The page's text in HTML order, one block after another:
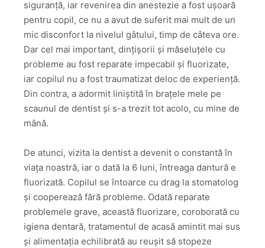
siguranță, iar revenirea din anestezie a fost ușoară
pentru copil, ce nu a avut de suferit mai mult de un
mic disconfort la nivelul gâtului, timp de câteva ore.
Dar cel mai important, dințișorii și măseluțele cu
probleme au fost reparate impecabil și fluorizate,
iar copilul nu a fost traumatizat deloc de experiență.
Din contra, a adormit liniștită în brațele mele pe
scaunul de dentist și s-a trezit tot acolo, cu mine de
mână.
De atunci, vizita la dentist a devenit o constantă în
viața noastră, iar o dată la 6 luni, întreaga dantură e
fluorizată. Copilul se întoarce cu drag la stomatolog
și cooperează fără probleme. Odată reparate
problemele grave, această fluorizare, coroborată cu
igiena dentară, tratamentul de acasă amintit mai sus
și alimentația echilibrată au reușit să stopeze